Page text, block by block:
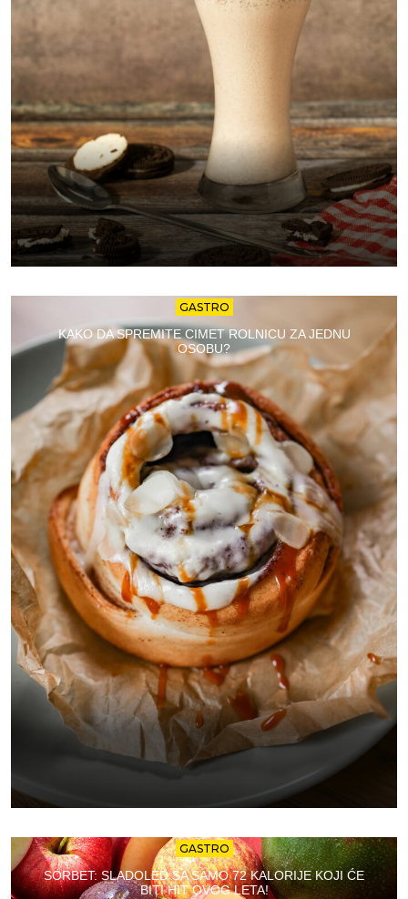
GASTRO
KAKO DA SPREMITE CIMET ROLNICU ZA JEDNU
OSOBU?
GASTRO
SORBET: SLADOLED SA SAMO 72 KALORIJE KOJI ĆE
BITI HIT OVOG LETA!